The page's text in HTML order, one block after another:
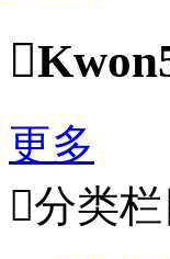

更多
分类栏